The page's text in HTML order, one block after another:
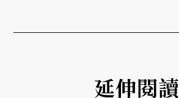
延伸閱讀